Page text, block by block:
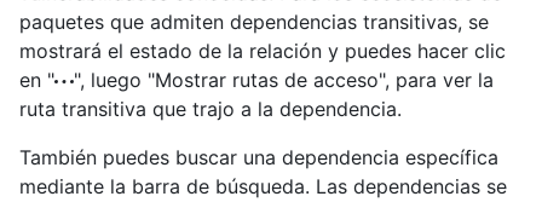
paquetes que admiten dependencias transitivas, se
mostrará el estado de la relación y puedes hacer clic
en "
", luego "Mostrar rutas de acceso", para ver la
ruta transitiva que trajo a la dependencia.
También puedes buscar una dependencia específica
mediante la barra de búsqueda. Las dependencias se